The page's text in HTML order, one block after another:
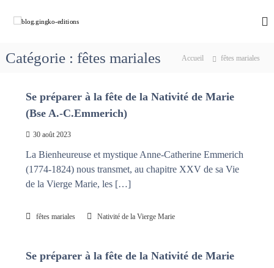
g
g
i
k
o
-
d
i
i
n
a
c
a
r
q
d
é
Catégorie : fêtes mariales Accueil fêtes mariales
Se préparer à la fête de la Nativité de Marie
(Bse A.-C.Emmerich)
30 août 2023
La Bienheureuse et mystique Anne-Catherine Emmerich
(1774-1824) nous transmet, au chapitre XXV de sa Vie
de la Vierge Marie, les […]
fêtes mariales Nativité de la Vierge Marie
Se préparer à la fête de la Nativité de Marie